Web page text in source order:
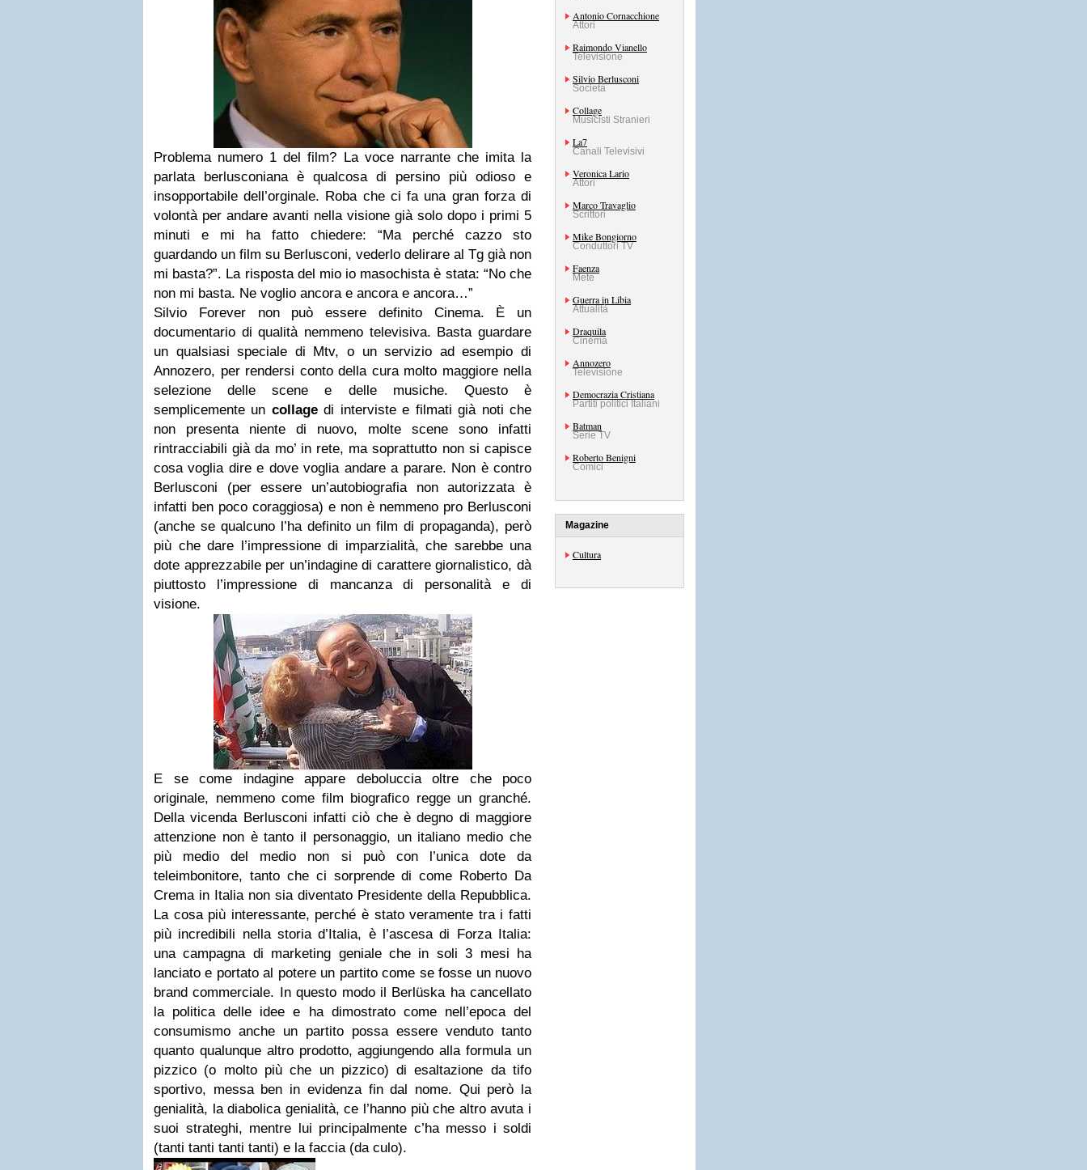
Problema numero 1 del film? La voce narrante che imita la
parlata berlusconiana è qualcosa di persino più odioso e
insopportabile dell’orginale. Roba che ci fa una gran forza di
volontà per andare avanti nella visione già solo dopo i primi 5
minuti e mi ha fatto chiedere: “Ma perché cazzo sto
guardando un film su Berlusconi, vederlo delirare al Tg già non
mi basta?”. La risposta del mio io masochista è stata: “No che
non mi basta. Ne voglio ancora e ancora e ancora…”
Silvio Forever non può essere definito Cinema. È un
documentario di qualità nemmeno televisiva. Basta guardare
un qualsiasi speciale di Mtv, o un servizio ad esempio di
Annozero, per rendersi conto della cura molto maggiore nella
selezione delle scene e delle musiche. Questo è
semplicemente un collagedi interviste e filmati già noti che
non presenta niente di nuovo, molte scene sono infatti
rintracciabili già da mo’ in rete, ma soprattutto non si capisce
cosa voglia dire e dove voglia andare a parare. Non è contro
Berlusconi (per essere un’autobiografia non autorizzata è
infatti ben poco coraggiosa) e non è nemmeno pro Berlusconi
(anche se qualcuno l’ha definito un film di propaganda), però
più che dare l’impressione di imparzialità, che sarebbe una
dote apprezzabile per un’indagine di carattere giornalistico, dà
piuttosto l’impressione di mancanza di personalità e di
visione.
E se come indagine appare deboluccia oltre che poco
originale, nemmeno come film biografico regge un granché.
Della vicenda Berlusconi infatti ciò che è degno di maggiore
attenzione non è tanto il personaggio, un italiano medio che
più medio del medio non si può con l’unica dote da
teleimbonitore, tanto che ci sorprende di come Roberto Da
Crema in Italia non sia diventato Presidente della Repubblica.
La cosa più interessante, perché è stato veramente tra i fatti
più incredibili nella storia d’Italia, è l’ascesa di Forza Italia:
una campagna di marketing geniale che in soli 3 mesi ha
lanciato e portato al potere un partito come se fosse un nuovo
brand commerciale. In questo modo il Berlüska ha cancellato
la politica delle idee e ha dimostrato come nell’epoca del
consumismo anche un partito possa essere venduto tanto
quanto qualunque altro prodotto, aggiungendo alla formula un
pizzico (o molto più che un pizzico) di esaltazione da tifo
sportivo, messa ben in evidenza fin dal nome. Qui però la
genialità, la diabolica genialità, ce l’hanno più che altro avuta i
suoi strateghi, mentre lui principalmente c’ha messo i soldi
(tanti tanti tanti tanti) e la faccia (da culo).
Antonio Cornacchione
Attori
Raimondo Vianello
Televisione
Silvio Berlusconi
Società
Collage
Musicisti Stranieri
La7
Canali Televisivi
Veronica Lario
Attori
Marco Travaglio
Scrittori
Mike Bongiorno
Conduttori TV
Faenza
Mete
Guerra in Libia
Attualità
Draquila
Cinema
Annozero
Televisione
Democrazia Cristiana
Partiti politici Italiani
Batman
Serie TV
Roberto Benigni
Comici
Magazine
Cultura